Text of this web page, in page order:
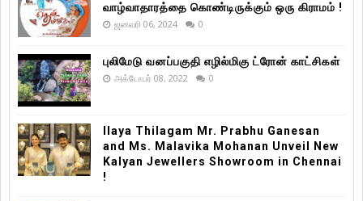
வாழ்வாதாரத்தை கொண்டிருக்கும் ஒரு கிராமம் !
ஜனவரி 06, 2024 0
புலிமேடு வனப்பகுதி எழில்மிகு ட்ரோன் காட்சிகள்
அக்டோபர் 08, 2022 0
Ilaya Thilagam Mr. Prabhu Ganesan
and Ms. Malavika Mohanan Unveil New
Kalyan Jewellers Showroom in Chennai
!